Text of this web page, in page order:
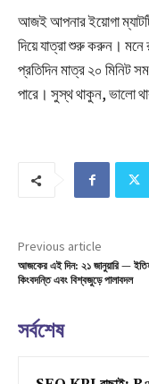
আজই আপনার ইয়োগা
দিয়ে যাত্রা শুরু করুন। মনে
প্রতিদিন মাত্র ২০ মিনিট
পারে। সুস্থ থাকুন, ভালো
Previous article
আজকের এই দিন: ২১ জানুয়ারি —
কিংবদন্তি এবং বিশ্বজুড়ে পালাবদল
সর্বশেষ